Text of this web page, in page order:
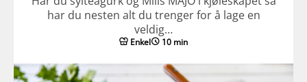
har du nesten alt du trenger for å lage en
veldig…
Enkel 10 min